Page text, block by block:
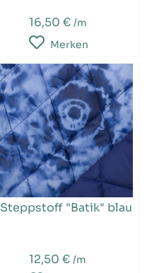
16,50 €/m
Merken
Steppstoff "Batik" blau
12,50 €/m